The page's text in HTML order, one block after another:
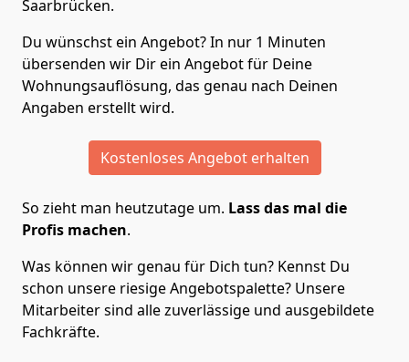
Saarbrücken.
Du wünschst ein Angebot? In nur 1 Minuten
übersenden wir Dir ein Angebot für Deine
Wohnungsauflösung, das genau nach Deinen
Angaben erstellt wird.
Kostenloses Angebot erhalten
So zieht man heutzutage um. Lass das mal die
Profis machen.
Was können wir genau für Dich tun? Kennst Du
schon unsere riesige Angebotspalette? Unsere
Mitarbeiter sind alle zuverlässige und ausgebildete
Fachkräfte.